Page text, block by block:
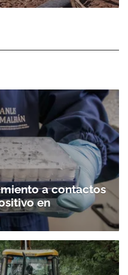
a contactos
en